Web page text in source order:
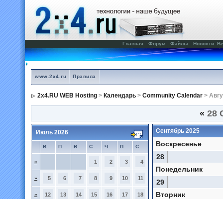
Главная Форум Файлы Новости
www.2x4.ru Правила
2x4.RU WEB Hosting > Календарь > Community Calendar >
« 28
Июль 2026
В П В С Ч П С
» 1 2 3 4
» 5 6 7 8 9 10 11
» 12 13 14 15 16 17 18
Сентябрь 2025
Воскресенье
28
Понедельник
29
Вторник